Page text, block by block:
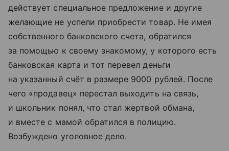
действует специальное предложение и другие
желающие не успели приобрести товар. Не имея
собственного банковского счета, обратился
за помощью к своему знакомому, у которого есть
банковская карта и тот перевел деньги
на указанный счёт в размере 9000 рублей. После
чего «продавец» перестал выходить на связь,
и школьник понял, что стал жертвой обмана,
и вместе с мамой обратился в полицию.
Возбуждено уголовное дело.